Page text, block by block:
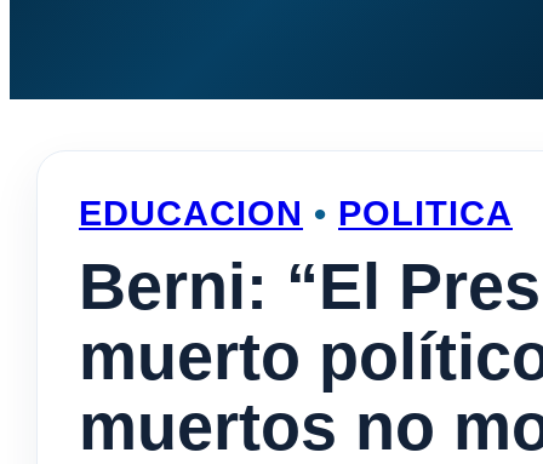
EDUCACION • POLITICA
Berni: “El
muerto
muertos no